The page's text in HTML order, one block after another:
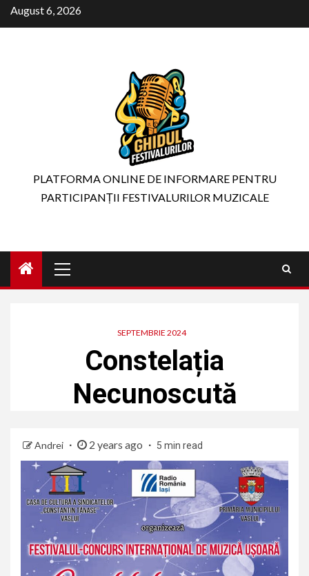
Skip
to
August 6, 2026
PLATFORMA ONLINE DE INFORMARE PENTRU
PARTICIPANȚII FESTIVALURILOR MUZICALE
Menu
SEPTEMBRIE 2024
Constelația
Necunoscută
Andrei 2 years ago 5 min read